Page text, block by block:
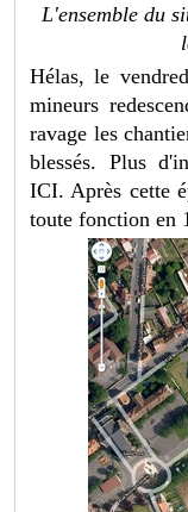
L'ensemble du
Hélas, le
mineurs
ravage les
blessés. Plus
ICI. Après cette
toute fonction en